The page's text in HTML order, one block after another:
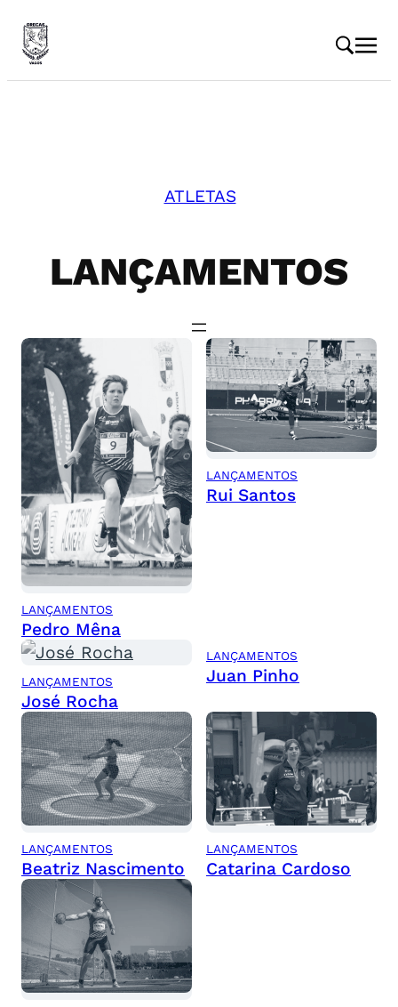
ATLETAS
LANÇAMENTOS
LANÇAMENTOS
Pedro Mêna
LANÇAMENTOS
Rui Santos
LANÇAMENTOS
José Rocha
LANÇAMENTOS
Juan Pinho
LANÇAMENTOS
Beatriz Nascimento
LANÇAMENTOS
Catarina Cardoso